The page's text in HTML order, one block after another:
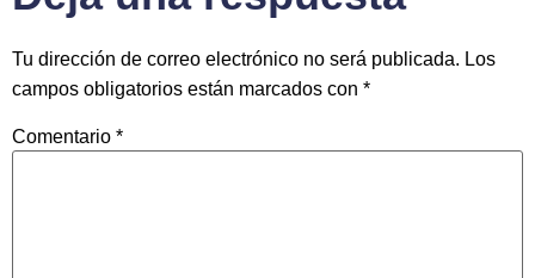
Tu dirección de correo electrónico no será publicada. Los
campos obligatorios están marcados con *
Comentario *